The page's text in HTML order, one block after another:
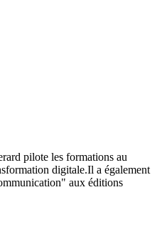
pilote les formations au
digitale.Il a également
aux éditions